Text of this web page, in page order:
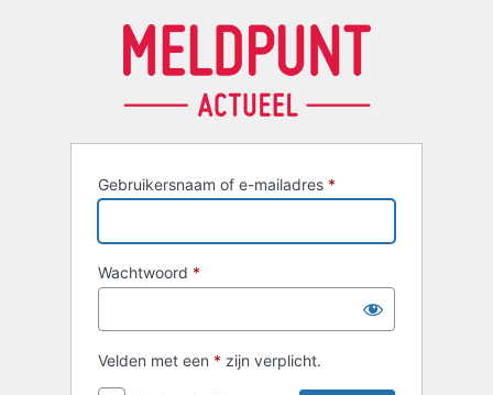
Gebruikersnaam of e-mailadres *
Wachtwoord *
Velden met een * zijn verplicht.